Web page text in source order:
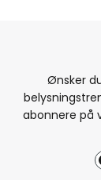
Ønsker
abonnere på